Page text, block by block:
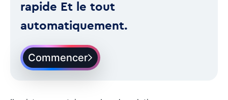
rapide Et le tout
automatiquement.
Commencer